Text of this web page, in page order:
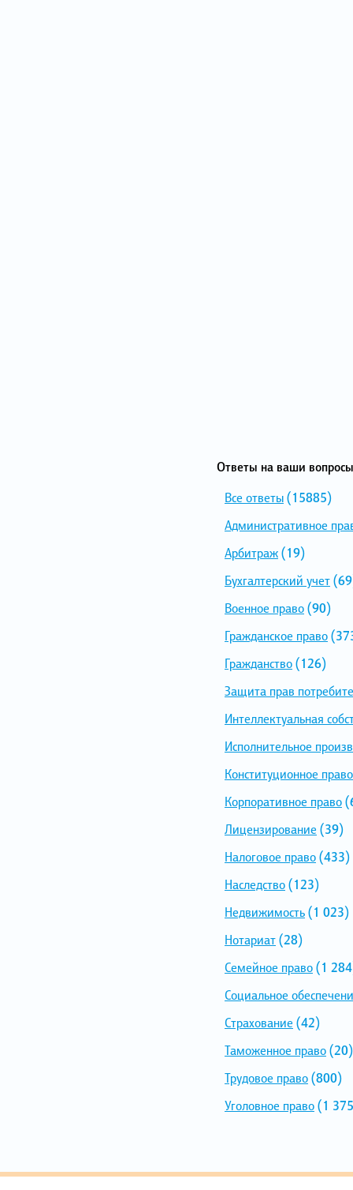
Ответы на ваши
Все ответы(15885)
Административное
Арбитраж(19)
Бухгалтерский учет
Военное право(90)
Гражданское право
Гражданство(126)
Защита прав
Интеллектуальная
Исполнительное
Конституционное право
Корпоративное право
Лицензирование (39)
Налоговое право(433)
Наследство(123)
Недвижимость(1 023)
Нотариат(28)
Семейное право(1
Социальное
Страхование (42)
Таможенное право(20)
Трудовое право(800)
Уголовное право(1